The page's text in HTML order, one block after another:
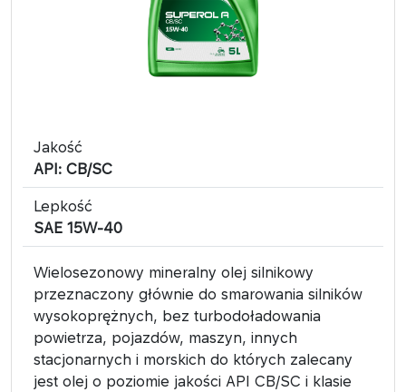
Jakość
API: CB/SC
Lepkość
SAE 15W-40
Wielosezonowy mineralny olej silnikowy
przeznaczony głównie do smarowania silników
wysokoprężnych, bez turbodoładowania
powietrza, pojazdów, maszyn, innych
stacjonarnych i morskich do których zalecany
jest olej o poziomie jakości API CB/SC i klasie